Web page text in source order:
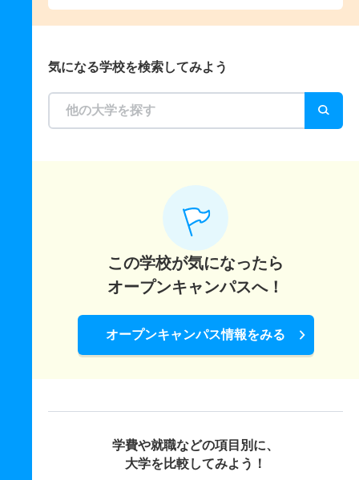
気になる学校を検索してみよう
この学校が気になったら
オープンキャンパスへ！
オープンキャンパス情報をみる
学費や就職などの項目別に、
大学を比較してみよう！